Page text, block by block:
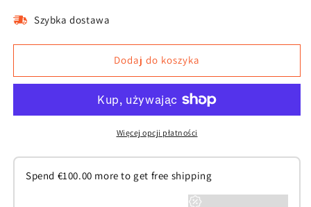
Szybka dostawa
Dodaj do koszyka
Więcej opcji płatności
Spend €100.00 more to get free shipping